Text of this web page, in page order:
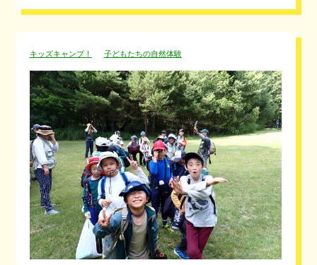
キッズキャンプ！ 子どもたちの自然体験